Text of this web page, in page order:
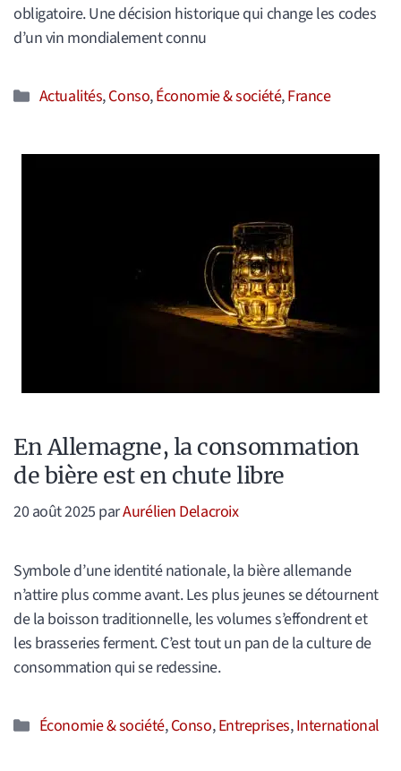
obligatoire. Une décision historique qui change les codes
d’un vin mondialement connu
Catégories
Actualités,Conso,Économie & société,France
En Allemagne, la consommation
de bière est en chute libre
20 août 2025 parAurélien Delacroix
Symbole d’une identité nationale, la bière allemande
n’attire plus comme avant. Les plus jeunes se détournent
de la boisson traditionnelle, les volumes s’effondrent et
les brasseries ferment. C’est tout un pan de la culture de
consommation qui se redessine.
Catégories
Économie & société,Conso,Entreprises,International